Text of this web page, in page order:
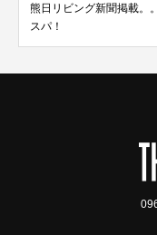
年始は5日11時から
定休...